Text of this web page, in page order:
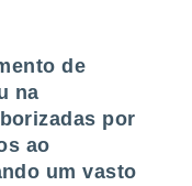
de
na
por
ao
um vasto